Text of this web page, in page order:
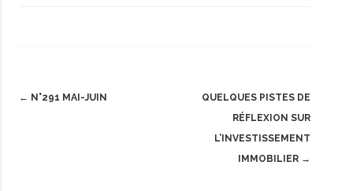
Post
← N°291 MAI-JUIN
QUELQUES PISTES DE
RÉFLEXION SUR
L’INVESTISSEMENT
IMMOBILIER →